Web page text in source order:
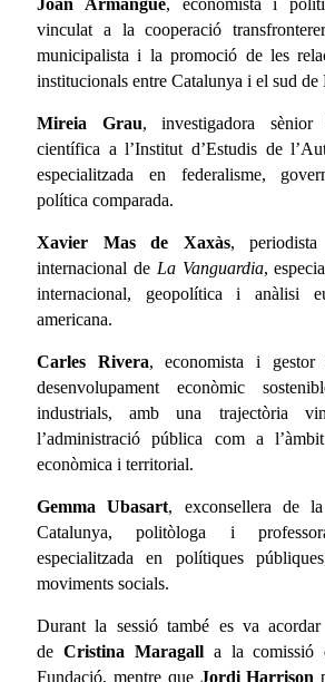
Joan Armangué, economista i
vinculat a la cooperació
municipalista i la promoció de les
institucionals entre Catalunya i el sud de
Mireia Grau, investigadora sènior
científica a l’Institut d’Estudis de
especialitzada en federalisme,
política comparada.
Xavier Mas de Xaxàs, periodista
internacional de La Vanguardia,
internacional, geopolítica i anàlisi
americana.
Carles Rivera, economista i gestor
desenvolupament econòmic
industrials, amb una trajectòria
l’administració pública com a
econòmica i territorial.
Gemma Ubasart, exconsellera de
Catalunya, politòloga i
especialitzada en polítiques
moviments socials.
Durant la sessió també es va
de Cristina Maragalla la comissió
Fundació, mentre que Jordi Harrison